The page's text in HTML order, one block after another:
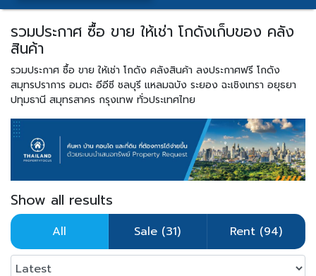
รวมประกาศ ซื้อ ขาย ให้เช่า โกดังเก็บของ คลัง
สินค้า
รวมประกาศ ซื้อ ขาย ให้เช่า โกดัง คลังสินค้า ลงประกาศฟรี โกดัง
สมุทรปราการ อมตะ อีอีซี ชลบุรี แหลมฉบัง ระยอง ฉะเชิงเทรา อยุธยา
ปทุมธานี สมุทรสาคร กรุงเทพ ทั่วประเทศไทย
Show all results
All Sale (31) Rent (94)